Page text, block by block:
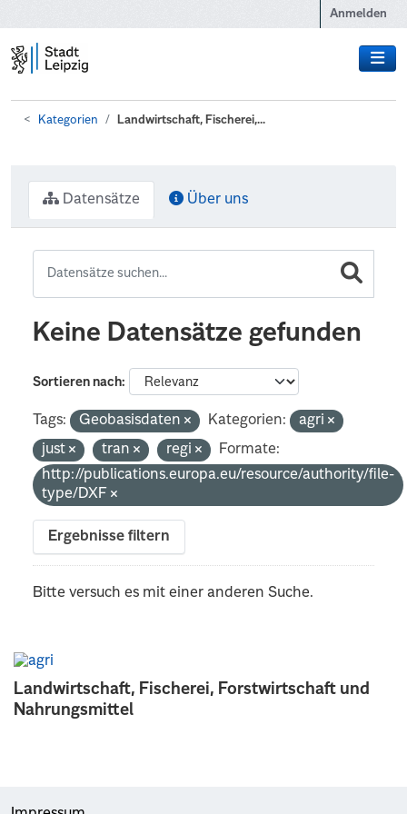
Anmelden
Kategorien Landwirtschaft, Fischerei,...
Landwirtschaft, Fischerei, Forstwirtschaft und
Nahrungsmittel
Datensätze Über uns
Keine Datensätze gefunden
Sortieren nach
Tags: Geobasisdaten Kategorien:
agri
just
tran regi
Formate:
http://publications.europa.eu/resource/authority/file-
type/DXF
Ergebnisse filtern
Bitte versuch es mit einer anderen Suche.